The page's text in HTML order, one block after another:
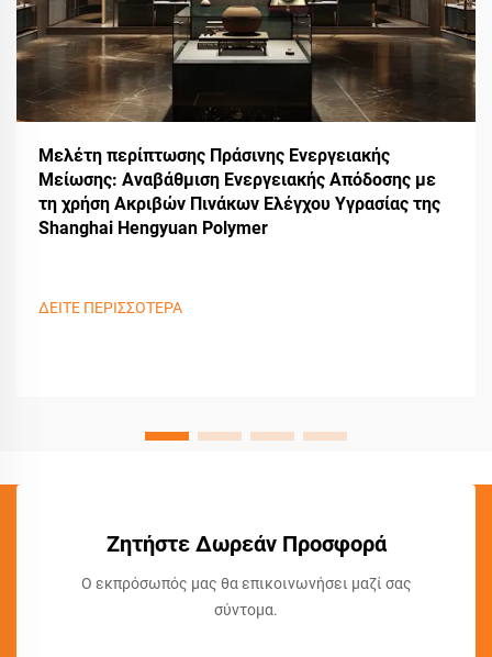
Μελέτη περίπτωσης Πράσινης Ενεργειακής
Μείωσης: Αναβάθμιση Ενεργειακής Απόδοσης με
τη χρήση Ακριβών Πινάκων Ελέγχου Υγρασίας της
Shanghai Hengyuan Polymer
ΔΕΙΤΕ ΠΕΡΙΣΣΟΤΕΡΑ
Ζητήστε Δωρεάν Προσφορά
Ο εκπρόσωπός μας θα επικοινωνήσει μαζί σας
σύντομα.